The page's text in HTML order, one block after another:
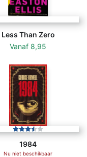
Less Than Zero
Vanaf 8,95
1984
Nu niet beschikbaar